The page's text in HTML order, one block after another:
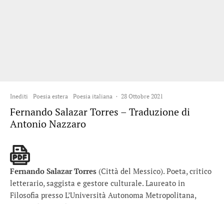
Inediti Poesia estera Poesia italiana · 28 Ottobre 2021
Fernando Salazar Torres – Traduzione di
Antonio Nazzaro
Fernando Salazar Torres (Città del Messico). Poeta, critico
letterario, saggista e gestore culturale. Laureato in
Filosofia presso L’Università Autonoma Metropolitana,